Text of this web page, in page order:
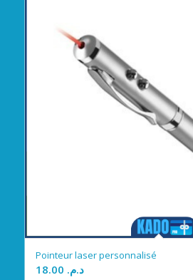
Pointeur laser personnalisé
د.م.